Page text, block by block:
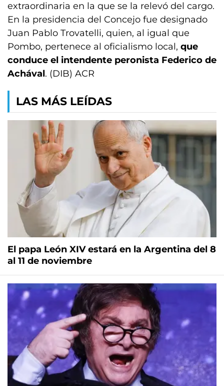
extraordinaria en la que se la relevó del cargo.
En la presidencia del Concejo fue designado
Juan Pablo Trovatelli, quien, al igual que
Pombo, pertenece al oficialismo local, que
conduce el intendente peronista Federico de
Achával. (DIB) ACR
LAS MÁS LEÍDAS
El papa León XIV estará en la Argentina del 8
al 11 de noviembre